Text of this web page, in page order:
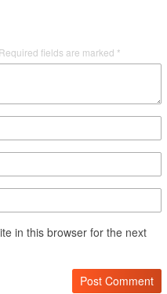
Required fields are marked *
in this browser for the next